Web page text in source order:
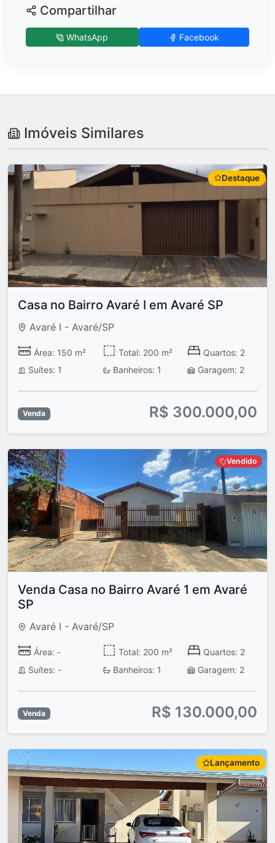
Compartilhar
WhatsApp Facebook
Imóveis Similares
Destaque
Casa no Bairro Avaré I em Avaré SP
Avaré I - Avaré/SP
Área: 150 m² Total: 200 m²
Quartos: 2
Suítes: 1
Banheiros: 1 Garagem: 2
Venda R$ 300.000,00
Vendido
Venda Casa no Bairro Avaré 1 em Avaré
SP
Avaré I - Avaré/SP
Área: - Total: 200 m²
Quartos: 2
Suítes: -
Banheiros: 1 Garagem: 2
Venda R$ 130.000,00
Lançamento